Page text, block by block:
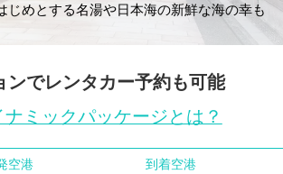
じめとする名湯や日本海の新鮮な海の幸も
ンでレンタカー予約も可能
ナミックパッケージとは？
空港 到着空港